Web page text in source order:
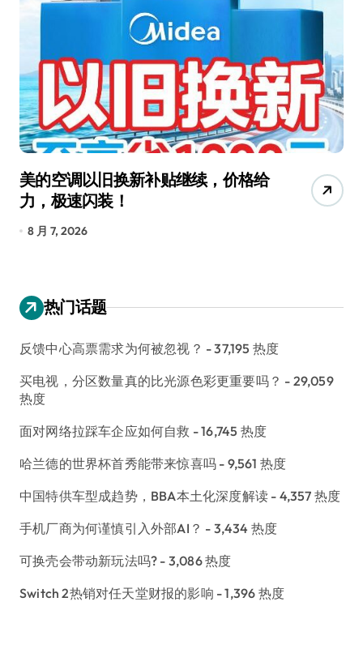
美的空调以旧换新补贴继续，价格给
力，极速闪装！
8 月 7, 2026
热门话题
反馈中心高票需求为何被忽视？ - 37,195 热度
买电视，分区数量真的比光源色彩更重要吗？ - 29,059
热度
面对网络拉踩车企应如何自救 - 16,745 热度
哈兰德的世界杯首秀能带来惊喜吗 - 9,561 热度
中国特供车型成趋势，BBA本土化深度解读 - 4,357 热度
手机厂商为何谨慎引入外部AI？ - 3,434 热度
可换壳会带动新玩法吗? - 3,086 热度
Switch 2热销对任天堂财报的影响 - 1,396 热度